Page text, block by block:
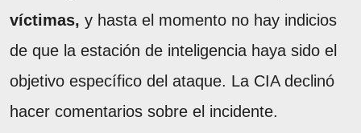
víctimas, y hasta el momento no hay indicios
de que la estación de inteligencia haya sido el
objetivo específico del ataque. La CIA declinó
hacer comentarios sobre el incidente.